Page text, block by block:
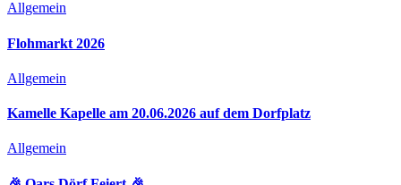
Allgemein
Flohmarkt 2026
Allgemein
Kamelle Kapelle am 20.06.2026 auf dem Dorfplatz
Allgemein